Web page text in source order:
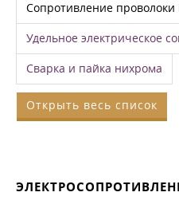
Сопротивление проволоки
Удельное электрическое
Сварка и пайка нихрома
Открыть весь список